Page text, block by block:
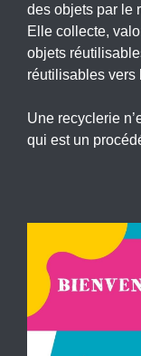
des objets par le
Elle collecte,
objets
réutilisables vers
Une recyclerie
qui est un